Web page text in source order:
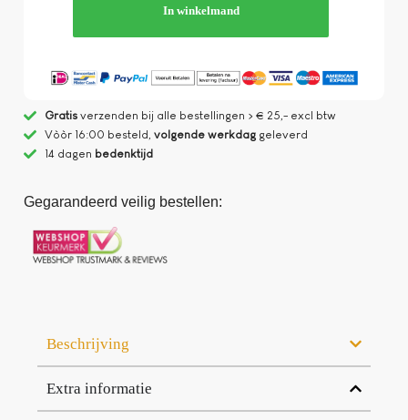
In winkelmand
Gratisverzenden bij alle bestellingen > € 25,- excl btw
Vòòr 16:00 besteld, volgende werkdaggeleverd
14 dagen bedenktijd
Gegarandeerd veilig bestellen:
Beschrijving
Extra informatie